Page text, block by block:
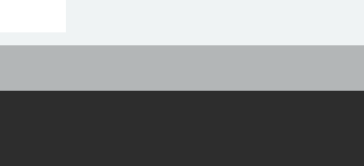
জোটের
আশীর্বাদ’